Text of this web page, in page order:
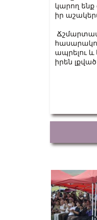
կարող ենք
իր
ապրելու և
իրեն